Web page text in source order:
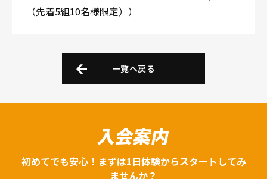
（先着5組10名様限定））
一覧へ戻る
入会案内
初めてでも安心！まずは1日体験からスタートしてみ
ませんか？